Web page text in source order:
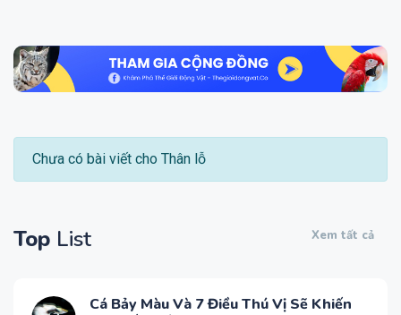
Chưa có bài viết cho Thân lỗ
Top List Xem tất cả
Cá Bảy Màu Và 7 Điều Thú Vị Sẽ Khiến